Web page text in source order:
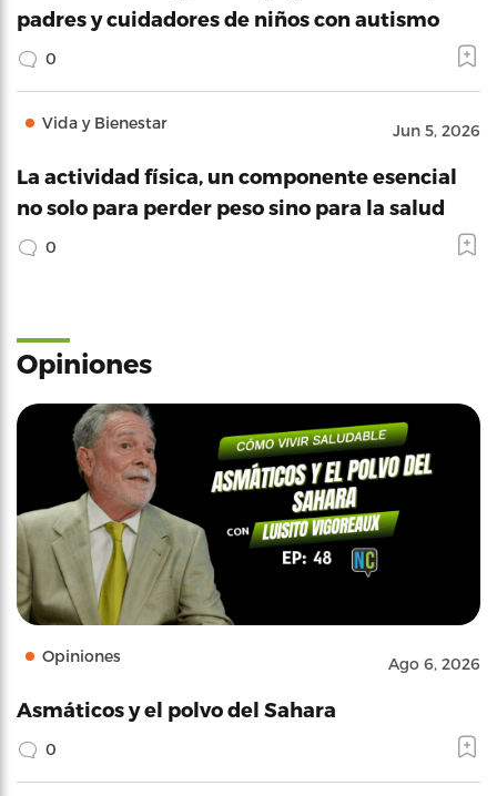
padres y cuidadores de niños con autismo
0
Vida y Bienestar Jun 5, 2026
La actividad física, un componente esencial
no solo para perder peso sino para la salud
0
Opiniones
Opiniones Ago 6, 2026
Asmáticos y el polvo del Sahara
0